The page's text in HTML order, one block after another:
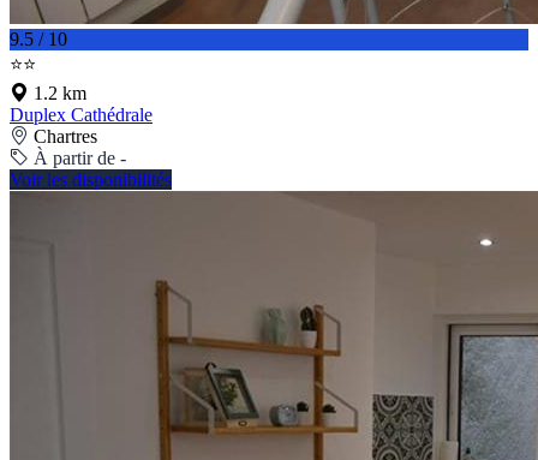
9.5 / 10
⭐⭐
1.2 km
Duplex Cathédrale
Chartres
À partir de -
Voir les disponibilités